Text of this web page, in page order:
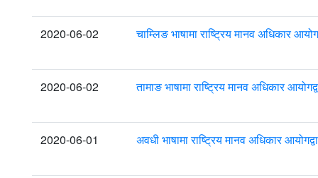
2020-06-02 चाम्लिङ भाषामा राष्ट्रिय मानव अधिकार
2020-06-02 तामाङ भाषामा राष्ट्रिय मानव अधिकार
2020-06-01 अवधी भाषामा राष्ट्रिय मानव अधिकार